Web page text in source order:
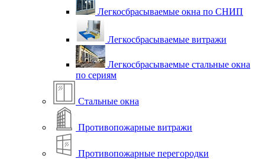
Легкосбрасываемые окна по СНИП
Легкосбрасываемые витражи
Легкосбрасываемые стальные окна
по сериям
Стальные окна
Противопожарные витражи
Противопожарные перегородки